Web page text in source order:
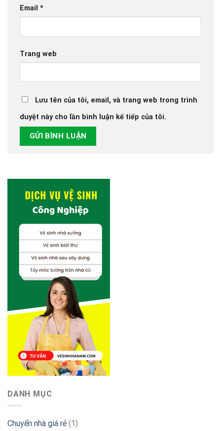
Email *
Trang web
Lưu tên của tôi, email, và trang web trong trình
duyệt này cho lần bình luận kế tiếp của tôi.
DANH MỤC
Chuyển nhà giá rẻ (1)